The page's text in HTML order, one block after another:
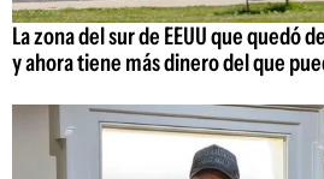
La zona del sur de EEUU que quedó
y ahora tiene más dinero del que